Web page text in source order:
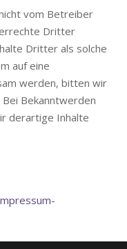
vom Betreiber
Dritter
Dritter als solche
auf eine
werden, bitten wir
Bekanntwerden
derartige Inhalte